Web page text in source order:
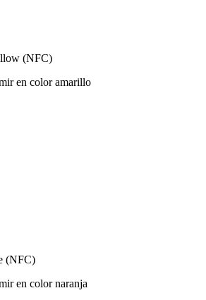
(NFC)
en color amarillo
(NFC)
en color naranja